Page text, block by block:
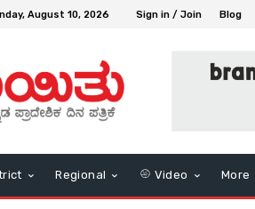
August 10, 2026 Sign in / Join Blog
Regional Video More